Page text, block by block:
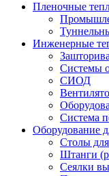
Пленочные
Инженерные
Системы
СИОД
Система
Оборудование
Столы
Штанги
Сеялки